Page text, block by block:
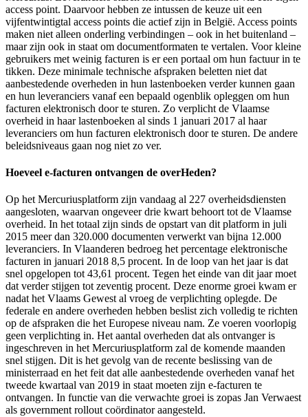
access point. Daarvoor hebben ze intussen de keuze uit een
vijfentwintigtal access points die actief zijn in België. Access points
maken niet alleen onderling verbindingen – ook in het buitenland –
maar zijn ook in staat om documentformaten te vertalen. Voor kleine
gebruikers met weinig facturen is er een portaal om hun factuur in te
tikken. Deze minimale technische afspraken beletten niet dat
aanbestedende overheden in hun lastenboeken verder kunnen gaan
en hun leveranciers vanaf een bepaald ogenblik opleggen om hun
facturen elektronisch door te sturen. Zo verplicht de Vlaamse
overheid in haar lastenboeken al sinds 1 januari 2017 al haar
leveranciers om hun facturen elektronisch door te sturen. De andere
beleidsniveaus gaan nog niet zo ver.
Hoeveel e-facturen ontvangen de overHeden?
Op het Mercuriusplatform zijn vandaag al 227 overheidsdiensten
aangesloten, waarvan ongeveer drie kwart behoort tot de Vlaamse
overheid. In het totaal zijn sinds de opstart van dit platform in juli
2015 meer dan 320.000 documenten verwerkt van bijna 12.000
leveranciers. In Vlaanderen bedroeg het percentage elektronische
facturen in januari 2018 8,5 procent. In de loop van het jaar is dat
snel opgelopen tot 43,61 procent. Tegen het einde van dit jaar moet
dat verder stijgen tot zeventig procent. Deze enorme groei kwam er
nadat het Vlaams Gewest al vroeg de verplichting oplegde. De
federale en andere overheden hebben beslist zich volledig te richten
op de afspraken die het Europese niveau nam. Ze voeren voorlopig
geen verplichting in. Het aantal overheden dat als ontvanger is
ingeschreven in het Mercuriusplatform zal de komende maanden
snel stijgen. Dit is het gevolg van de recente beslissing van de
ministerraad en het feit dat alle aanbestedende overheden vanaf het
tweede kwartaal van 2019 in staat moeten zijn e-facturen te
ontvangen. In functie van die verwachte groei is zopas Jan Verwaest
als government rollout coördinator aangesteld.